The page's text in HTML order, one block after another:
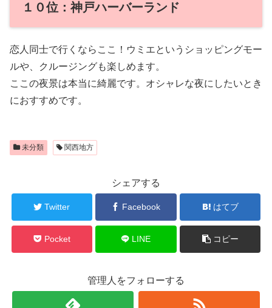
１０位：神戸ハーバーランド
恋人同士で行くならここ！ウミエというショッピングモー
ルや、クルージングも楽しめます。
ここの夜景は本当に綺麗です。オシャレな夜にしたいとき
におすすめです。
未分類 関西地方
シェアする
Twitter Facebook はてブ
Pocket LINE コピー
管理人をフォローする